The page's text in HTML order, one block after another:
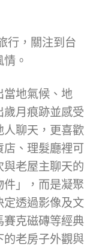
行，關注到台
。
地氣候、地
月痕跡並感受
聊天，更喜歡
、理髮廳裡可
老屋主聊天的
」，而是凝聚
透過影像及文
克磁磚等經典
老房子外觀與